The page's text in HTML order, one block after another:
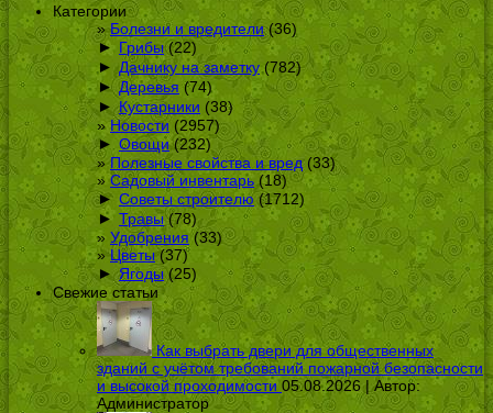
Категории
Болезни и вредители(36)
► Грибы(22)
► Дачнику на заметку(782)
► Деревья (74)
► Кустарники (38)
Новости (2957)
► Овощи(232)
Полезные свойства и вред(33)
Садовый инвентарь (18)
► Советы строителю(1712)
► Травы(78)
Удобрения(33)
Цветы(37)
► Ягоды(25)
Свежие статьи
Как выбрать двери для общественных
зданий с учётом требований пожарной безопасности
и высокой проходимости 05.08.2026 | Автор:
Администратор